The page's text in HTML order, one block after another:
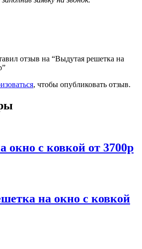
отзыв на “Выдутая решетка на
, чтобы опубликовать отзыв.
окно с ковкой от 3700р
на окно с ковкой